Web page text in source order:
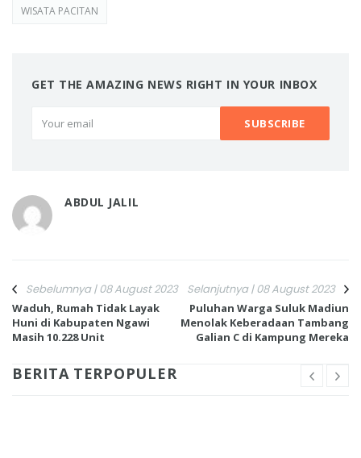
WISATA PACITAN
GET THE AMAZING NEWS RIGHT IN YOUR INBOX
ABDUL JALIL
Sebelumnya | 08 August 2023
Waduh, Rumah Tidak Layak
Huni di Kabupaten Ngawi
Masih 10.228 Unit
Selanjutnya | 08 August 2023
Puluhan Warga Suluk Madiun
Menolak Keberadaan Tambang
Galian C di Kampung Mereka
BERITA TERPOPULER